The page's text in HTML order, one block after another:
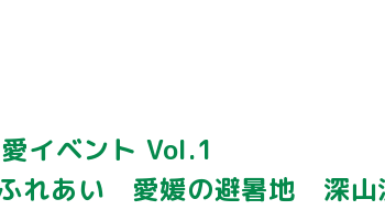
イベント Vol.1
れあい 愛媛の避暑地 深山